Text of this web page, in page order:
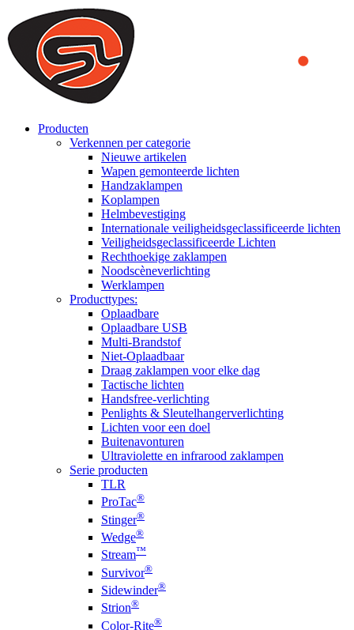
We use cookies to ensure that we provide you the best experience
on our website. By continuing to browse this website, you accept
that cookies are used to help us analyze how the website is used and
to offer you a better experience. To learn more or to find out how
you can disable cookies, you can access our
Producten
Verkennen per categorie
Nieuwe artikelen
Wapen gemonteerde lichten
Handzaklampen
Koplampen
Helmbevestiging
Internationale veiligheidsgeclassificeerde lichten
Veiligheidsgeclassificeerde Lichten
Rechthoekige zaklampen
Noodscèneverlichting
Werklampen
Producttypes:
Oplaadbare
Oplaadbare USB
Multi-Brandstof
Niet-Oplaadbaar
Draag zaklampen voor elke dag
Tactische lichten
Handsfree-verlichting
Penlights & Sleutelhangerverlichting
Lichten voor een doel
Buitenavonturen
Ultraviolette en infrarood zaklampen
Serie producten
TLR
ProTac®
Stinger®
Wedge®
Stream™
Survivor®
Sidewinder®
Strion®
Color-Rite®